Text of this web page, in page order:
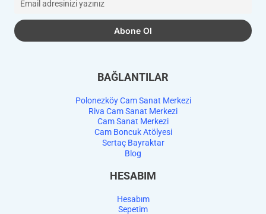
BAĞLANTILAR
Polonezköy Cam Sanat Merkezi
Riva Cam Sanat Merkezi
Cam Sanat Merkezi
Cam Boncuk Atölyesi
Sertaç Bayraktar
Blog
HESABIM
Hesabım
Sepetim